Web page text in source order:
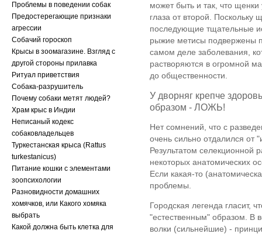
Проблемы в поведении собак
Предостерегающие признаки
агрессии
Собачий гороскоп
Крысы в зоомагазине. Взгляд с
другой стороны прилавка
Ритуал приветствия
Собака-разрушитель
Почему собаки метят людей?
Храм крыс в Индии
Неписаный кодекс
собаковладельцев
Туркестанская крыса (Rattus
turkestanicus)
Питание кошки с элементами
зоопсихологии
Разновидности домашних
хомячков, или Какого хомяка
выбрать
Какой должна быть клетка для
может быть и так, что
глаза от второй.
последующие тщательные
рыжие метисы подвержены
самом деле заболевания,
растворяются в огромной
до общественности.
У дворняг крепче
образом - ЛОЖЬ!
Нет сомнений, что с
очень сильно отдалился от
Результатом селекционной
некоторых анатомических
Если какая-то
проблемы.
Городская легенда гласит,
"естественным" образом. В
волки (сильнейшие) -